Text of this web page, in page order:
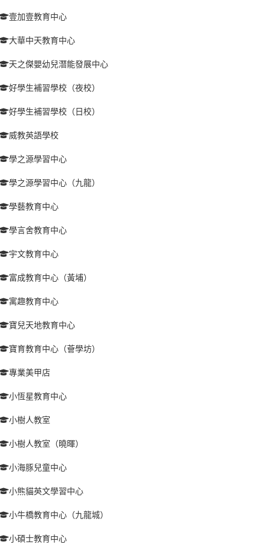
壹加壹教育中心
大華中天教育中心
天之傑嬰幼兒潛能發展中心
好學生補習學校（夜校）
好學生補習學校（日校）
威教英語學校
學之源學習中心
學之源學習中心（九龍）
學藝教育中心
學言舍教育中心
宇文教育中心
富成教育中心（黃埔）
寓趣教育中心
寶兒天地教育中心
寶育教育中心（薈學坊）
專業美甲店
小恆星教育中心
小樹人教室
小樹人教室（曉暉）
小海豚兒童中心
小熊貓英文學習中心
小牛橋教育中心（九龍城）
小碩士教育中心